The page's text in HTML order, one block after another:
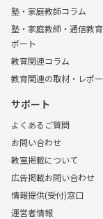
塾・家庭教師コラム
塾・家庭教師・通信教
ポート
教育関連コラム
教育関連の取材・レポ
サポート
よくあるご質問
お問い合わせ
教室掲載について
広告掲載お問い合わせ
情報提供(受付)窓口
運営者情報